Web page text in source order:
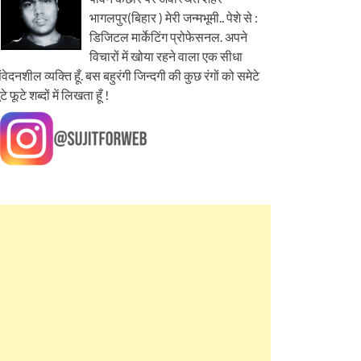
भागलपुर(बिहार ) मेरी जन्मभूमी.. पेशे से :
डिजिटल मार्केटिंग प्रोफेसनल. अपने
विचारों में खोया रहने वाला एक सीधा
व्यक्ति हूँ. बस बहुरंगी जिन्दगी की कुछ रंगों को समेटे
फूटे शब्दों में लिखता हूँ !